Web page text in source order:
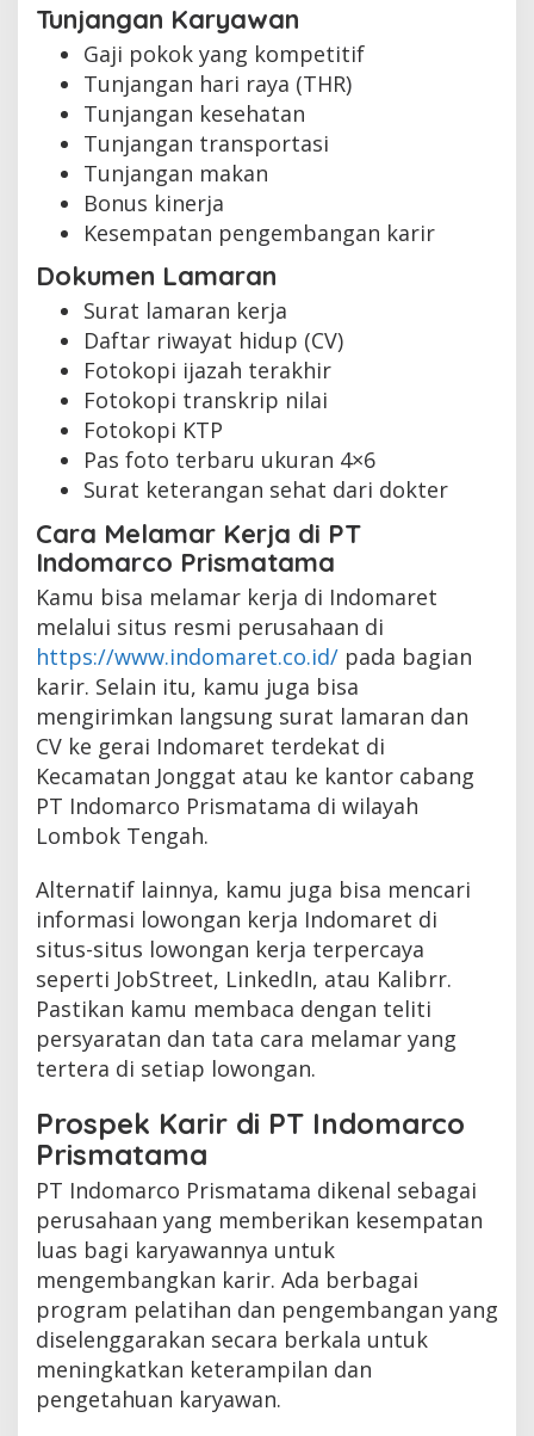
Tunjangan Karyawan
Gaji pokok yang kompetitif
Tunjangan hari raya (THR)
Tunjangan kesehatan
Tunjangan transportasi
Tunjangan makan
Bonus kinerja
Kesempatan pengembangan karir
Dokumen Lamaran
Surat lamaran kerja
Daftar riwayat hidup (CV)
Fotokopi ijazah terakhir
Fotokopi transkrip nilai
Fotokopi KTP
Pas foto terbaru ukuran 4×6
Surat keterangan sehat dari dokter
Cara Melamar Kerja di PT
Indomarco Prismatama
Kamu bisa melamar kerja di Indomaret
melalui situs resmi perusahaan di
https://www.indomaret.co.id/ pada bagian
karir. Selain itu, kamu juga bisa
mengirimkan langsung surat lamaran dan
CV ke gerai Indomaret terdekat di
Kecamatan Jonggat atau ke kantor cabang
PT Indomarco Prismatama di wilayah
Lombok Tengah.
Alternatif lainnya, kamu juga bisa mencari
informasi lowongan kerja Indomaret di
situs-situs lowongan kerja terpercaya
seperti JobStreet, LinkedIn, atau Kalibrr.
Pastikan kamu membaca dengan teliti
persyaratan dan tata cara melamar yang
tertera di setiap lowongan.
Prospek Karir di PT Indomarco
Prismatama
PT Indomarco Prismatama dikenal sebagai
perusahaan yang memberikan kesempatan
luas bagi karyawannya untuk
mengembangkan karir. Ada berbagai
program pelatihan dan pengembangan yang
diselenggarakan secara berkala untuk
meningkatkan keterampilan dan
pengetahuan karyawan.